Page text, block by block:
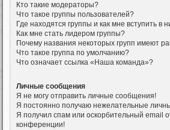
Кто такие модераторы?
Что такое группы пользователей?
Где находятся группы и как мне вступить в
Как мне стать лидером группы?
Почему названия некоторых групп имеют
Что такое группа по умолчанию?
Что означает ссылка «Наша команда»?
Личные сообщения
Я не могу отправить личные сообщения!
Я постоянно получаю нежелательные
Я получил спам или оскорбительный email
конференции!